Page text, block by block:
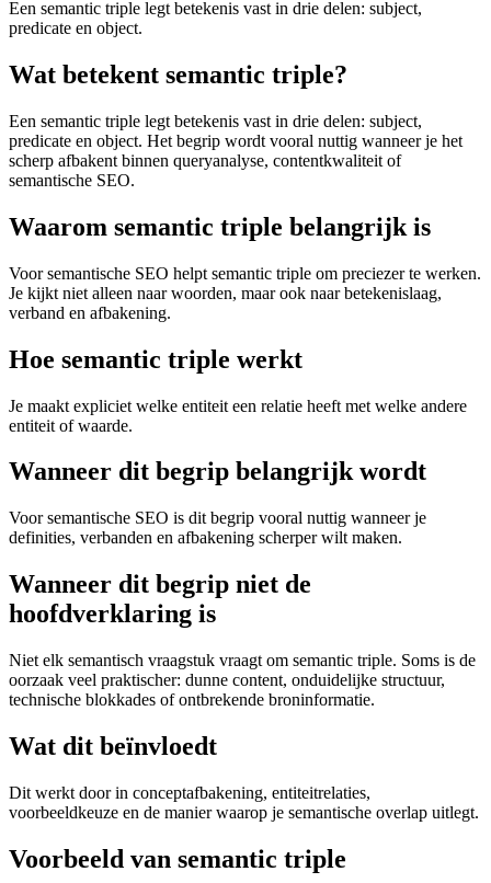
Een semantic triple legt betekenis vast in drie delen: subject,
predicate en object.
Wat betekent semantic triple?
Een semantic triple legt betekenis vast in drie delen: subject,
predicate en object. Het begrip wordt vooral nuttig wanneer je het
scherp afbakent binnen queryanalyse, contentkwaliteit of
semantische SEO.
Waarom semantic triple belangrijk is
Voor semantische SEO helpt semantic triple om preciezer te werken.
Je kijkt niet alleen naar woorden, maar ook naar betekenislaag,
verband en afbakening.
Hoe semantic triple werkt
Je maakt expliciet welke entiteit een relatie heeft met welke andere
entiteit of waarde.
Wanneer dit begrip belangrijk wordt
Voor semantische SEO is dit begrip vooral nuttig wanneer je
definities, verbanden en afbakening scherper wilt maken.
Wanneer dit begrip niet de
hoofdverklaring is
Niet elk semantisch vraagstuk vraagt om semantic triple. Soms is de
oorzaak veel praktischer: dunne content, onduidelijke structuur,
technische blokkades of ontbrekende broninformatie.
Wat dit beïnvloedt
Dit werkt door in conceptafbakening, entiteitrelaties,
voorbeeldkeuze en de manier waarop je semantische overlap uitlegt.
Voorbeeld van semantic triple